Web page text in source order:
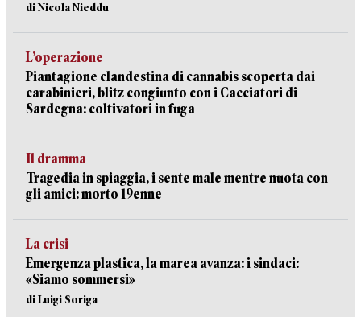
di Nicola Nieddu
L’operazione
Piantagione clandestina di cannabis scoperta dai
carabinieri, blitz congiunto con i Cacciatori di
Sardegna: coltivatori in fuga
Il dramma
Tragedia in spiaggia, i sente male mentre nuota con
gli amici: morto 19enne
La crisi
Emergenza plastica, la marea avanza: i sindaci:
«Siamo sommersi»
di Luigi Soriga